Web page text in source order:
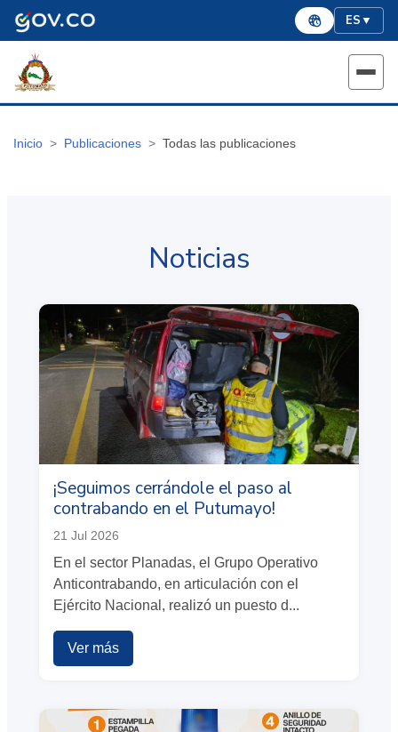
ES▼
Inicio Publicaciones Todas las publicaciones
Noticias
¡Seguimos cerrándole el paso al
contrabando en el Putumayo!
21 Jul 2026
En el sector Planadas, el Grupo Operativo
Anticontrabando, en articulación con el
Ejército Nacional, realizó un puesto d...
Ver más